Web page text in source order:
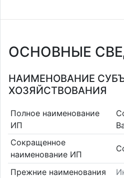
ОСНОВНЫЕ
НАИМЕНОВАНИЕ
ХОЗЯЙСТВОВАНИЯ
Полное наименование
ИП
Сокращенное
наименование ИП
Прежние наименования